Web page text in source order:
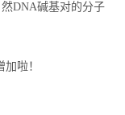
DNA碱基对的分子
啦！